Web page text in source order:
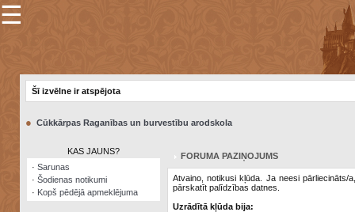
×
Šodienas
notikumi
☰
Šī izvēlne ir atspējota
● Cūkkārpas Raganības un burvestību arodskola
KAS JAUNS?
· Sarunas
· Šodienas notikumi
· Kopš pēdējā apmeklējuma
FORUMA PAZIŅOJUMS
Atvaino, notikusi kļūda. Ja neesi pārliecināts/
pārskatīt palīdzības datnes.
Uzrādītā kļūda bija: